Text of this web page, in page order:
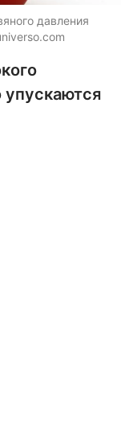
давления
упускаются